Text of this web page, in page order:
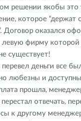
решении якобы это
которое “держат
Договор оказался
левую фирму которой
существует!
перевел деньги все
любезны и
прошла,
отвечать,
к другому